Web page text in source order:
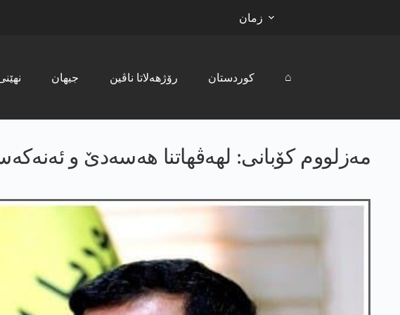
زمان
جیھان رۆژھەلاتا ناڤین کوردستان ⌂
مه‌زلووم كۆبانی: لهه‌ڤهاتنا هه‌سه‌دێ و